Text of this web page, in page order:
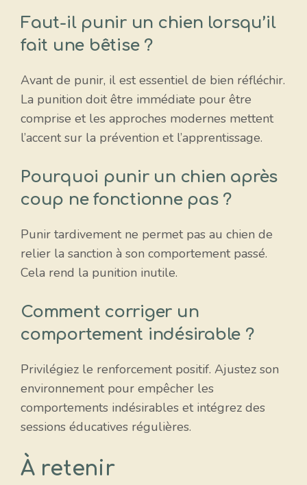
Faut-il punir un chien lorsqu’il
fait une bêtise ?
Avant de punir, il est essentiel de bien réfléchir.
La punition doit être immédiate pour être
comprise et les approches modernes mettent
l’accent sur la prévention et l’apprentissage.
Pourquoi punir un chien après
coup ne fonctionne pas ?
Punir tardivement ne permet pas au chien de
relier la sanction à son comportement passé.
Cela rend la punition inutile.
Comment corriger un
comportement indésirable ?
Privilégiez le renforcement positif. Ajustez son
environnement pour empêcher les
comportements indésirables et intégrez des
sessions éducatives régulières.
À retenir